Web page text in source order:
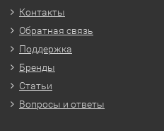
Контакты
Обратная связь
Поддержка
Бренды
Статьи
Вопросы и ответы